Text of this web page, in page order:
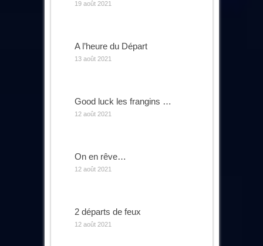
19 août 2021
A l’heure du Départ
13 août 2021
Good luck les frangins …
12 août 2021
On en rêve…
12 août 2021
2 départs de feux
12 août 2021